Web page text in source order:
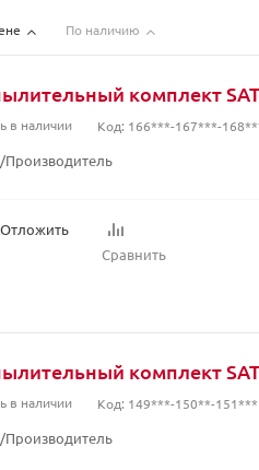
По наличию
комплект
в наличии Код: 166***-167***-
Производитель
Отложить
Сравнить
комплект
в наличии Код: 149***-150**-151***
Производитель